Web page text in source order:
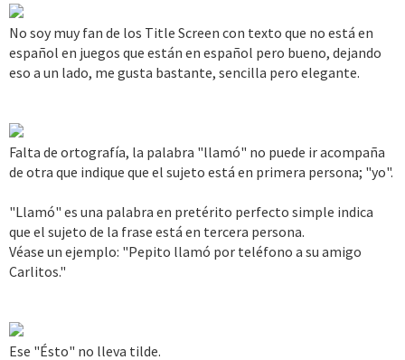
No soy muy fan de los Title Screen con texto que no está en
español en juegos que están en español pero bueno, dejando
eso a un lado, me gusta bastante, sencilla pero elegante.
Falta de ortografía, la palabra "llamó" no puede ir acompaña
de otra que indique que el sujeto está en primera persona; "yo".
"Llamó" es una palabra en pretérito perfecto simple indica
que el sujeto de la frase está en tercera persona.
Véase un ejemplo: "Pepito llamó por teléfono a su amigo
Carlitos."
Ese "Ésto" no lleva tilde.